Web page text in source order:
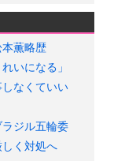
薫略歴
いになる」
なくていい
ジル五輪委
く対処へ